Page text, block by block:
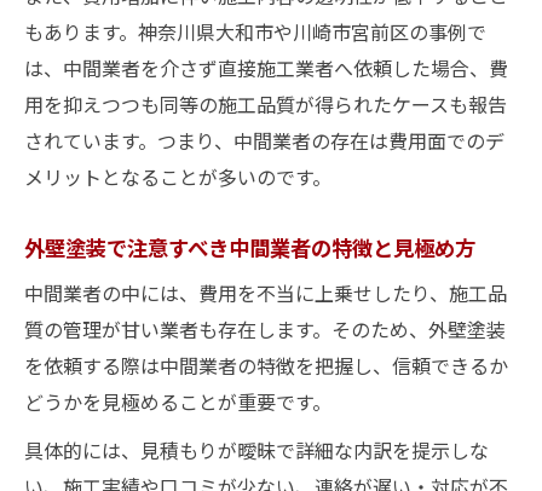
外壁塗装の補助金申請時に注意すべき条件
外壁塗装の補助金対象となる工事内容を解
説
外壁塗装で補助金を最大限活用する方法
外壁塗装補助金の申請タイミングと手続き
失敗を防ぐ外壁塗装見積もりチェック法
外壁塗装の見積もり明細で注意すべき点
外壁塗装見積もりでよくある失敗事例とは
外壁塗装の見積もり比較で重要なチェック
項目
外壁塗装の適正価格を見極めるための見積
もあります。神奈川県大和市や川崎市宮前区の事例で
は、中間業者を介さず直接施工業者へ依頼した場合、費
用を抑えつつも同等の施工品質が得られたケースも報告
されています。つまり、中間業者の存在は費用面でのデ
メリットとなることが多いのです。
外壁塗装で注意すべき中間業者の特徴と見極め方
中間業者の中には、費用を不当に上乗せしたり、施工品
質の管理が甘い業者も存在します。そのため、外壁塗装
を依頼する際は中間業者の特徴を把握し、信頼できるか
どうかを見極めることが重要です。
具体的には、見積もりが曖昧で詳細な内訳を提示しな